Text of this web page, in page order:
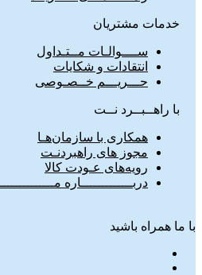
خدمات مشتریان
ســــوالـات مــتـداول
انتقادات و شکایات
حـــریـــم خــصـوصی
با راهــبــرد نــت
همکاری با سازمان‌هـا
مجوز های راهبردنـت
رویه‌های عـودت کالا
دربـــــــــــــاره
با ما همراه باشید